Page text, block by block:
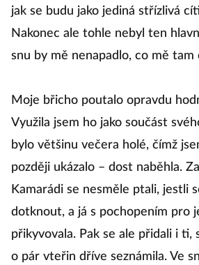
jak se budu jako jediná střízlivá
Nakonec ale tohle nebyl ten
snu by mě nenapadlo, co mě tam
Moje břicho poutalo opravdu
Využila jsem ho jako součást
bylo většinu večera holé, čímž
později ukázalo – dost naběhla.
Kamarádi se nesměle ptali, jestli
dotknout, a já s pochopením pro
přikyvovala. Pak se ale přidali i ti,
o pár vteřin dříve seznámila. Ve